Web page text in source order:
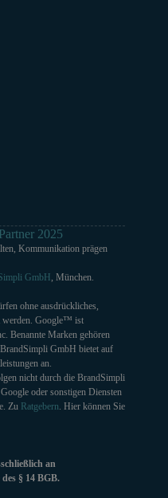
Kommunikation prägen
GmbH , München.
ohne ausdrückliches,
werden. Google™ ist
Benannte Marken gehören
GmbH bietet auf
an.
nicht durch die BrandSimpli
oder sonstigen Diensten
Zu Ratgebern. Hier können Sie
an
§ 14 BGB.